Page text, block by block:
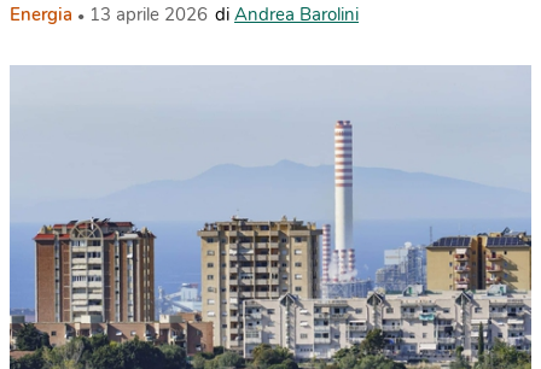
Energia 13 aprile 2026 di Andrea Barolini